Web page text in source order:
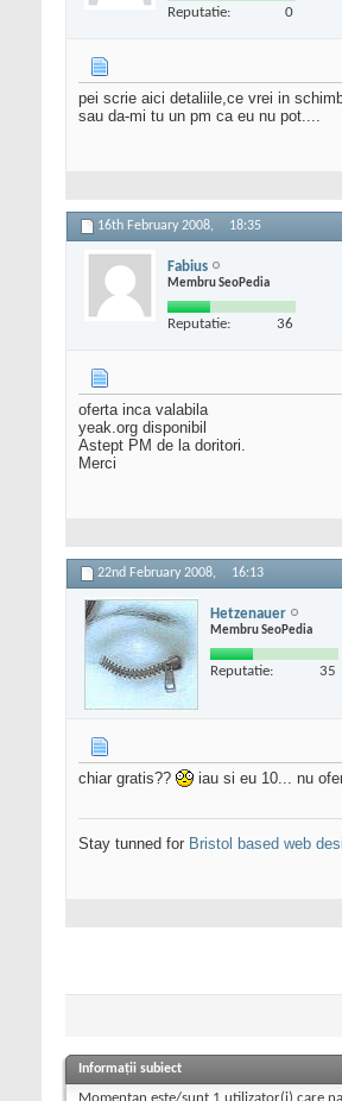
Reputatie: 0
pei scrie aici detaliile,ce vrei in
sau da-mi tu un pm ca eu nu pot....
16th February 2008, 18:35
Fabius
Membru SeoPedia
Reputatie: 36
oferta inca valabila
yeak.org disponibil
Astept PM de la doritori.
Merci
22nd February 2008, 16:13
Hetzenauer
Membru SeoPedia
Reputatie: 35
chiar gratis?? iau si eu 10... nu
Stay tunned for Bristol based web
Informații subiect